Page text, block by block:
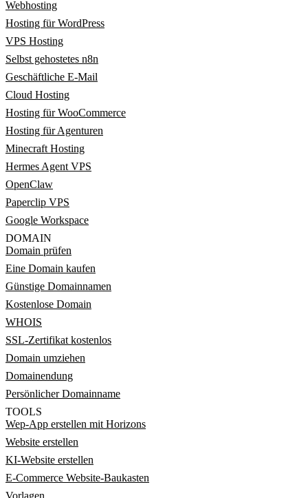
Webhosting
Hosting für WordPress
VPS Hosting
Selbst gehostetes n8n
Geschäftliche E-Mail
Cloud Hosting
Hosting für WooCommerce
Hosting für Agenturen
Minecraft Hosting
Hermes Agent VPS
OpenClaw
Paperclip VPS
Google Workspace
DOMAIN
Domain prüfen
Eine Domain kaufen
Günstige Domainnamen
Kostenlose Domain
WHOIS
SSL-Zertifikat kostenlos
Domain umziehen
Domainendung
Persönlicher Domainname
TOOLS
Wep-App erstellen mit Horizons
Website erstellen
KI-Website erstellen
E-Commerce Website-Baukasten
Vorlagen